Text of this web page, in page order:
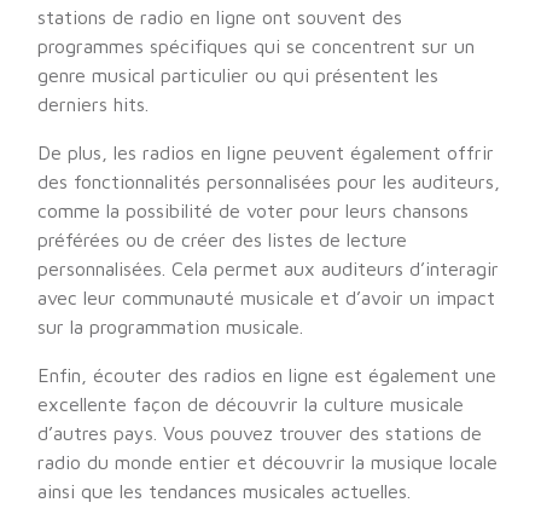
stations de radio en ligne ont souvent des
programmes spécifiques qui se concentrent sur un
genre musical particulier ou qui présentent les
derniers hits.
De plus, les radios en ligne peuvent également offrir
des fonctionnalités personnalisées pour les auditeurs,
comme la possibilité de voter pour leurs chansons
préférées ou de créer des listes de lecture
personnalisées. Cela permet aux auditeurs d’interagir
avec leur communauté musicale et d’avoir un impact
sur la programmation musicale.
Enfin, écouter des radios en ligne est également une
excellente façon de découvrir la culture musicale
d’autres pays. Vous pouvez trouver des stations de
radio du monde entier et découvrir la musique locale
ainsi que les tendances musicales actuelles.